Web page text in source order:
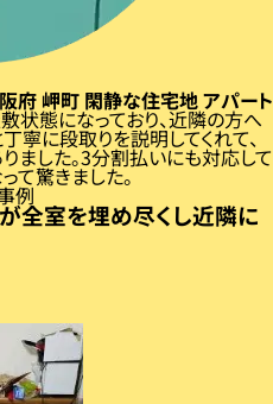
府 岬町 閑静な住宅地アパート
状態になっており、近隣の方へ
寧に段取りを説明してくれて、
した。3分割払いにも対応して
て驚きました。
例
全室を埋め尽くし近隣に